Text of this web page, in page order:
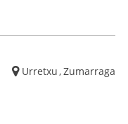
Urretxu,Zumarraga